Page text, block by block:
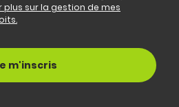
plus sur la gestion de mes